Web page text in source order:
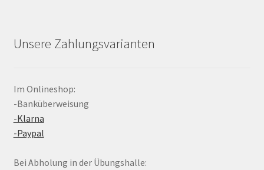
Unsere Zahlungsvarianten
Im Onlineshop:
-Banküberweisung
-Klarna
-Paypal
Bei Abholung in der Übungshalle: